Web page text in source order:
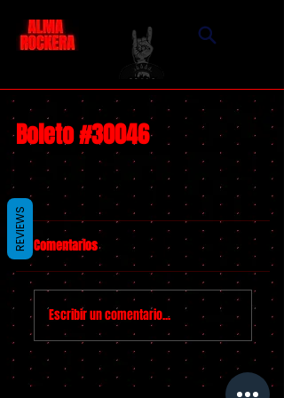
Boleto #30046
Comentarios
Escribir un comentario...
REVIEWS